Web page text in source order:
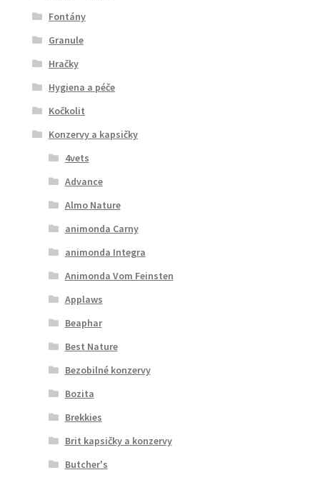
Fontány
Granule
Hračky
Hygiena a péče
Kočkolit
Konzervy a kapsičky
4vets
Advance
Almo Nature
animonda Carny
animonda Integra
Animonda Vom Feinsten
Applaws
Beaphar
Best Nature
Bezobilné konzervy
Bozita
Brekkies
Brit kapsičky a konzervy
Butcher's